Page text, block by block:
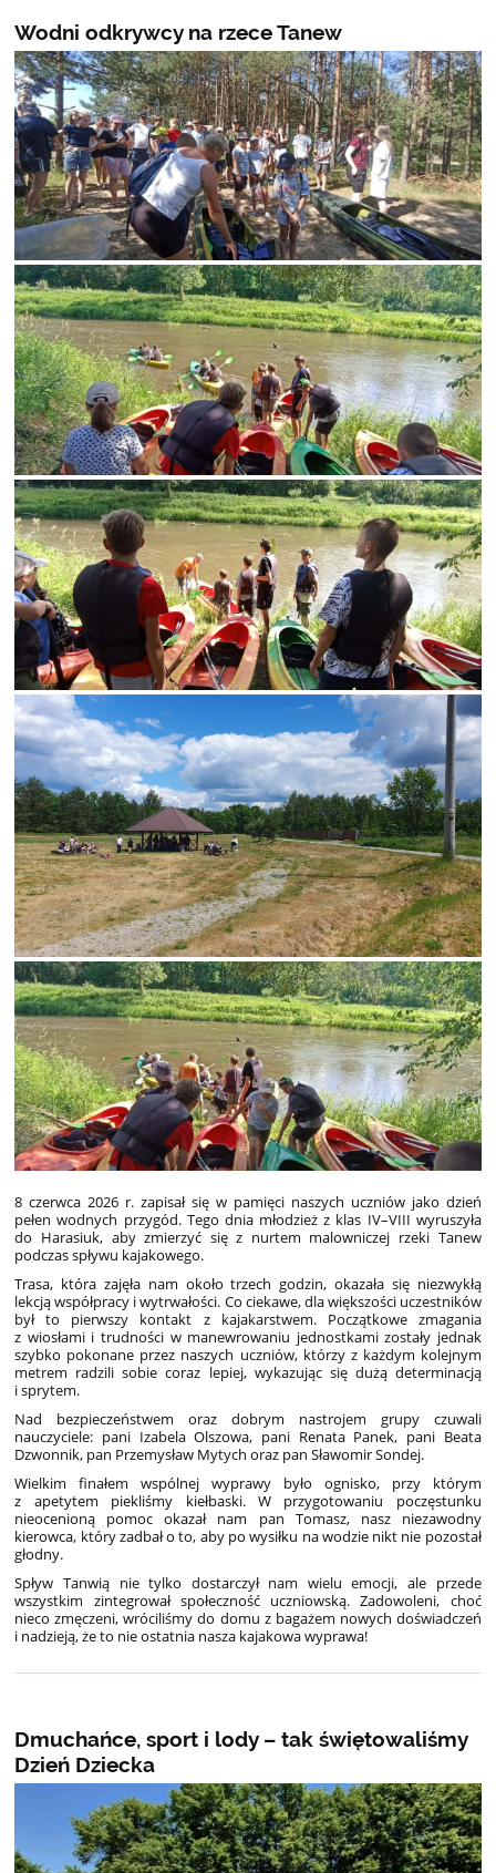
Wodni odkrywcy na rzece Tanew
8 czerwca 2026 r. zapisał się w pamięci naszych uczniów jako dzień
pełen wodnych przygód. Tego dnia młodzież z klas IV–VIII wyruszyła
do Harasiuk, aby zmierzyć się z nurtem malowniczej rzeki Tanew
podczas spływu kajakowego.
Trasa, która zajęła nam około trzech godzin, okazała się niezwykłą
lekcją współpracy i wytrwałości. Co ciekawe, dla większości uczestników
był to pierwszy kontakt z kajakarstwem. Początkowe zmagania
z wiosłami i trudności w manewrowaniu jednostkami zostały jednak
szybko pokonane przez naszych uczniów, którzy z każdym kolejnym
metrem radzili sobie coraz lepiej, wykazując się dużą determinacją
i sprytem.
Nad bezpieczeństwem oraz dobrym nastrojem grupy czuwali
nauczyciele: pani Izabela Olszowa, pani Renata Panek, pani Beata
Dzwonnik, pan Przemysław Mytych oraz pan Sławomir Sondej.
Wielkim finałem wspólnej wyprawy było ognisko, przy którym
z apetytem piekliśmy kiełbaski. W przygotowaniu poczęstunku
nieocenioną pomoc okazał nam pan Tomasz, nasz niezawodny
kierowca, który zadbał o to, aby po wysiłku na wodzie nikt nie pozostał
głodny.
Spływ Tanwią nie tylko dostarczył nam wielu emocji, ale przede
wszystkim zintegrował społeczność uczniowską. Zadowoleni, choć
nieco zmęczeni, wróciliśmy do domu z bagażem nowych doświadczeń
i nadzieją, że to nie ostatnia nasza kajakowa wyprawa!
Dmuchańce, sport i lody – tak świętowaliśmy
Dzień Dziecka